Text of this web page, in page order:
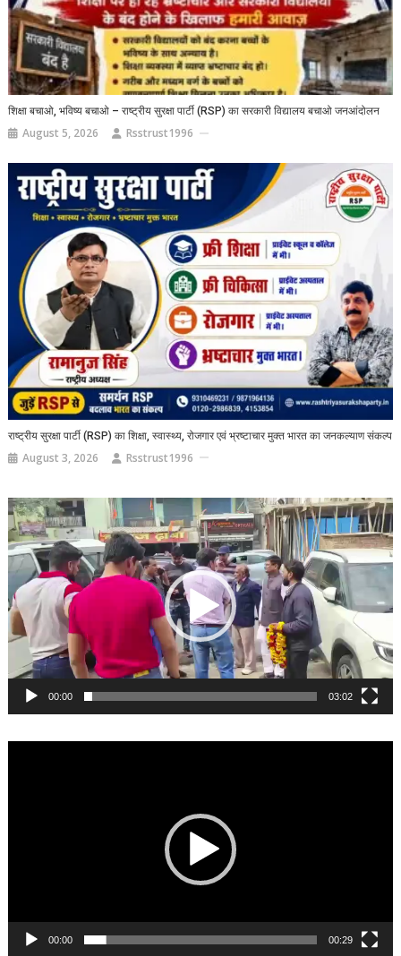
शिक्षा बचाओ, भविष्य बचाओ – राष्ट्रीय सुरक्षा पार्टी (RSP) का सरकारी विद्यालय बचाओ जनआंदोलन
August 5, 2026 Rsstrust1996
राष्ट्रीय सुरक्षा पार्टी (RSP) का शिक्षा, स्वास्थ्य, रोजगार एवं भ्रष्टाचार मुक्त भारत का जनकल्याण संकल्प
August 3, 2026 Rsstrust1996
Video
Player
00:00 03:02
00:00 00:29